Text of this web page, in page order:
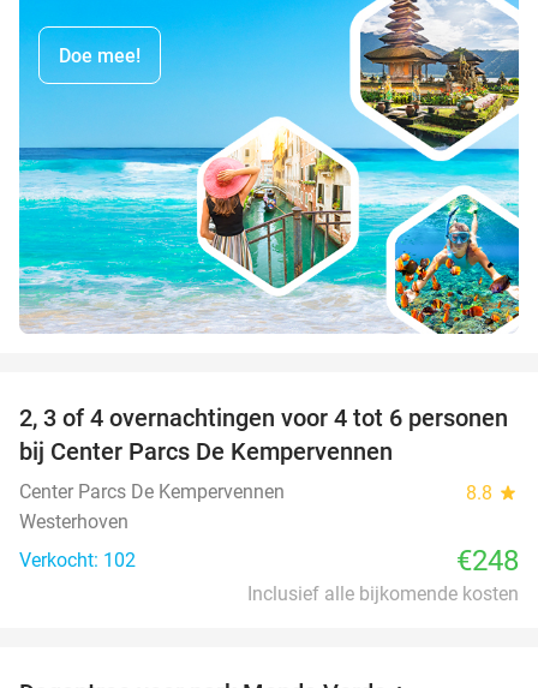
Doe mee!
2, 3 of 4 overnachtingen voor 4 tot 6 personen
bij Center Parcs De Kempervennen
Center Parcs De Kempervennen 8.8 star
Westerhoven
Verkocht: 102
€248
Inclusief alle bijkomende kosten